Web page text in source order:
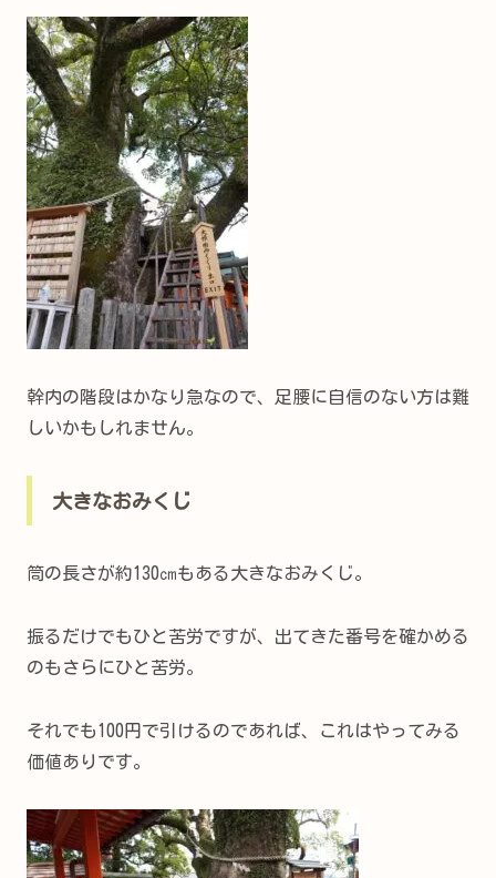
幹内の階段はかなり急なので、足腰に自信のない方は難
しいかもしれません。
大きなおみくじ
筒の長さが約130㎝もある大きなおみくじ。
振るだけでもひと苦労ですが、出てきた番号を確かめる
のもさらにひと苦労。
それでも100円で引けるのであれば、これはやってみる
価値ありです。